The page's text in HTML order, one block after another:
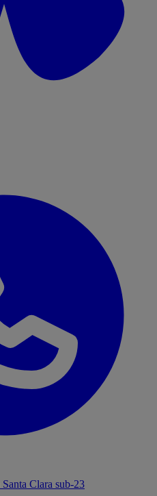
Santa Clara sub-23